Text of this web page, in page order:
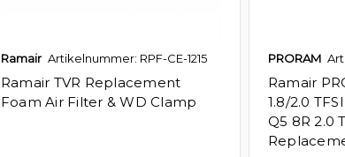
Ramair Artikelnummer: RPF-CE-1215
Ramair TVR Replacement
Foam Air Filter & WD Clamp
PRORAM
Ramair
1.8/2.0
Q5 8R 2.0